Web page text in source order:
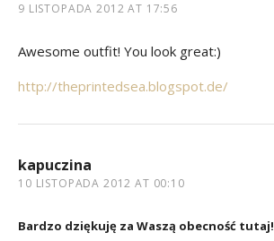
9 LISTOPADA 2012 AT 17:56
Awesome outfit! You look great:)
http://theprintedsea.blogspot.de/
kapuczina
10 LISTOPADA 2012 AT 00:10
Bardzo dziękuję za Waszą obecność tutaj!